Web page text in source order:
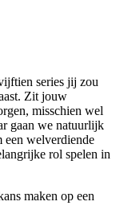
series jij zou
Zit jouw
misschien wel
gaan we natuurlijk
een welverdiende
rol spelen in
maken op een